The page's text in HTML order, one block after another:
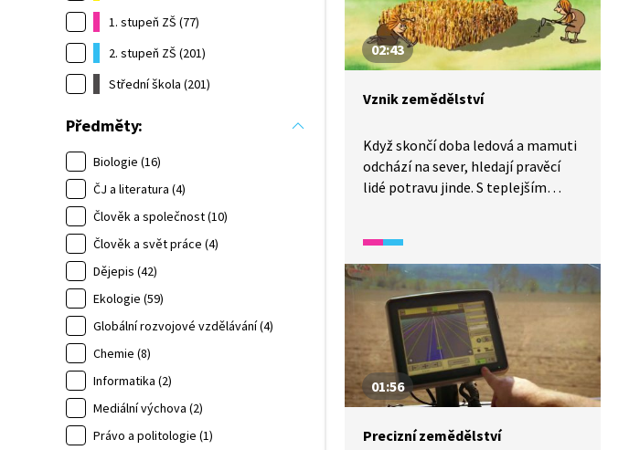
1. stupeň ZŠ (77)
2. stupeň ZŠ (201)
Střední škola (201)
Předměty:
Biologie (16)
ČJ a literatura (4)
Člověk a společnost (10)
Člověk a svět práce (4)
Dějepis (42)
Ekologie (59)
Globální rozvojové vzdělávání (4)
Chemie (8)
Informatika (2)
Mediální výchova (2)
Právo a politologie (1)
02:43
Vznik zemědělství
Když skončí doba ledová a mamuti
odchází na sever, hledají pravěcí
lidé potravu jinde. S teplejším
zemědělství.
01:56
Precizní zemědělství